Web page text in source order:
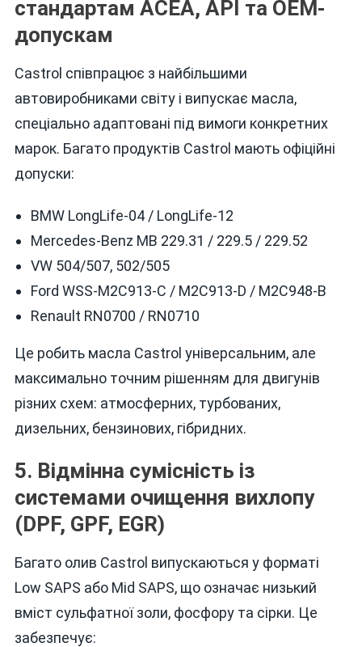
стандартам ACEA, API та OEM-
допускам
Castrol співпрацює з найбільшими
автовиробниками світу і випускає масла,
спеціально адаптовані під вимоги конкретних
марок. Багато продуктів Castrol мають офіційні
допуски:
BMW LongLife-04 / LongLife-12
Mercedes-Benz MB 229.31 / 229.5 / 229.52
VW 504/507, 502/505
Ford WSS-M2C913-C / M2C913-D / M2C948-B
Renault RN0700 / RN0710
Це робить масла Castrol універсальним, але
максимально точним рішенням для двигунів
різних схем: атмосферних, турбованих,
дизельних, бензинових, гібридних.
5. Відмінна сумісність із
системами очищення вихлопу
(DPF, GPF, EGR)
Багато олив Castrol випускаються у форматі
Low SAPS або Mid SAPS, що означає низький
вміст сульфатної золи, фосфору та сірки. Це
забезпечує: